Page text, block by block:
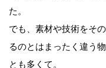
た。
でも、素材や技術をそ
るのとはまったく違う
とも多くて。